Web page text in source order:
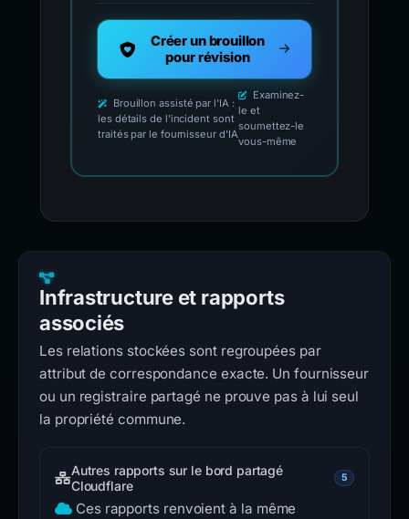
Créer un brouillon
pour révision
Brouillon assisté par l'IA :
les détails de l'incident sont
traités par le fournisseur d'IA
Examinez-
le et
soumettez-le
vous-même
Infrastructure et rapports
associés
Les relations stockées sont regroupées par
attribut de correspondance exacte. Un fournisseur
ou un registraire partagé ne prouve pas à lui seul
la propriété commune.
Autres rapports sur le bord partagé
Cloudflare
5
Ces rapports renvoient à la même